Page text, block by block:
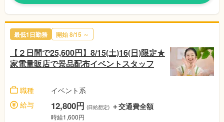
最低1日勤務 開始 8/15 ～
【２日間で25,600円】8/15(土)16(日)限定★
家電量販店で景品配布イベントスタッフ
職種
イベント系
給与
12,800円 (日給想定) ＋交通費全額
時給1,600円